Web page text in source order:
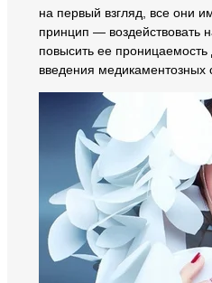
на первый взгляд, все они
принцип — воздействовать
повысить ее
введения медикаментозных